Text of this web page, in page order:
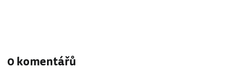
0 komentářů